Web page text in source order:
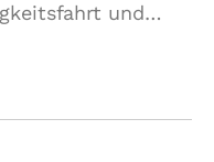
und
für